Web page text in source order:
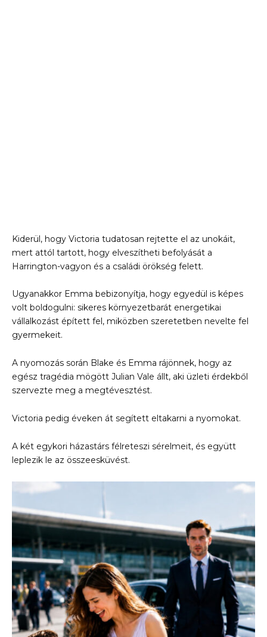
Kiderül, hogy Victoria tudatosan rejtette el az unokáit,
mert attól tartott, hogy elveszítheti befolyását a
Harrington-vagyon és a családi örökség felett.
Ugyanakkor Emma bebizonyítja, hogy egyedül is képes
volt boldogulni: sikeres környezetbarát energetikai
vállalkozást épített fel, miközben szeretetben nevelte fel
gyermekeit.
A nyomozás során Blake és Emma rájönnek, hogy az
egész tragédia mögött Julian Vale állt, aki üzleti érdekből
szervezte meg a megtévesztést.
Victoria pedig éveken át segített eltakarni a nyomokat.
A két egykori házastárs félreteszi sérelmeit, és együtt
leplezik le az összeesküvést.